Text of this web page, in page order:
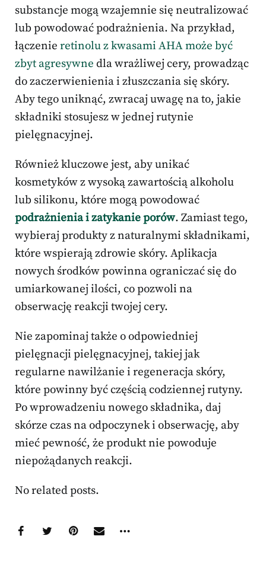
substancje mogą wzajemnie się neutralizować
lub powodować podrażnienia. Na przykład,
łączenie retinolu z kwasami AHA może być
zbyt agresywne dla wrażliwej cery, prowadząc
do zaczerwienienia i złuszczania się skóry.
Aby tego uniknąć, zwracaj uwagę na to, jakie
składniki stosujesz w jednej rutynie
pielęgnacyjnej.
Również kluczowe jest, aby unikać
kosmetyków z wysoką zawartością alkoholu
lub silikonu, które mogą powodować
podrażnienia i zatykanie porów. Zamiast tego,
wybieraj produkty z naturalnymi składnikami,
które wspierają zdrowie skóry. Aplikacja
nowych środków powinna ograniczać się do
umiarkowanej ilości, co pozwoli na
obserwację reakcji twojej cery.
Nie zapominaj także o odpowiedniej
pielęgnacji pielęgnacyjnej, takiej jak
regularne nawilżanie i regeneracja skóry,
które powinny być częścią codziennej rutyny.
Po wprowadzeniu nowego składnika, daj
skórze czas na odpoczynek i obserwację, aby
mieć pewność, że produkt nie powoduje
niepożądanych reakcji.
No related posts.